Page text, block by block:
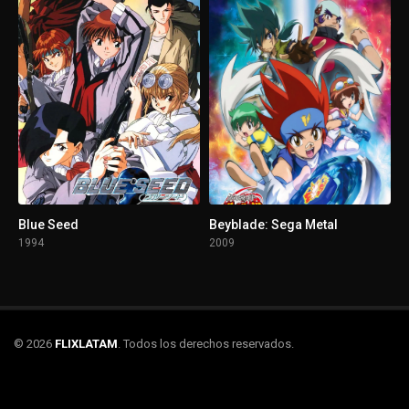
Blue Seed
1994
Beyblade: Sega Metal
2009
© 2026 FLIXLATAM . Todos los derechos reservados.